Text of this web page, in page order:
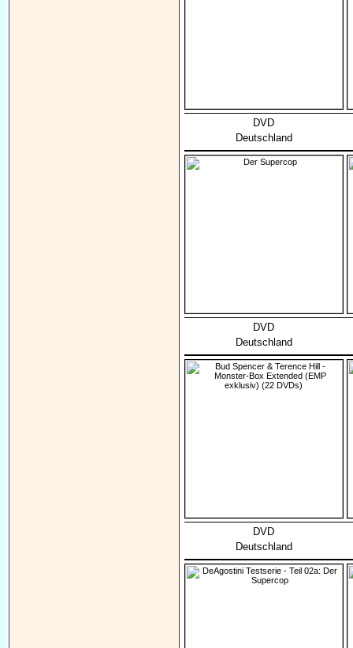
DVD
Deutschland
DVD
Deutschland
DVD
Deutschland